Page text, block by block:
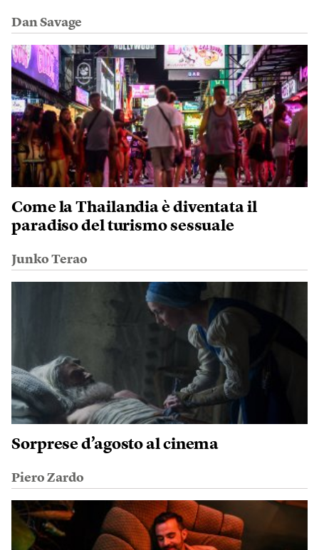
Dan Savage
Come la Thailandia è diventata il
paradiso del turismo sessuale
Junko Terao
Sorprese d’agosto al cinema
Piero Zardo